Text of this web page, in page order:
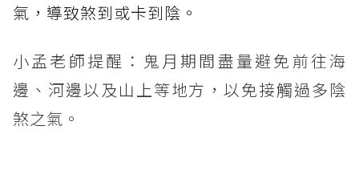
氣，導致煞到或卡到陰。
小孟老師提醒：鬼月期間盡量避免前往海
邊、河邊以及山上等地方，以免接觸過多陰
煞之氣。